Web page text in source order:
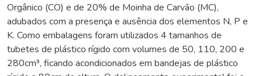
Orgânico (CO) e de 20% de Moinha de Carvão (MC),
adubados com a presença e ausência dos elementos N, P e
K. Como embalagens foram utilizados 4 tamanhos de
tubetes de plástico rígido com volumes de 50, 110, 200 e
280cm³, ficando acondicionados em bandejas de plástico